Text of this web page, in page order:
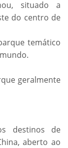
situado a
do centro de
temático
geralmente
destinos de
aberto ao